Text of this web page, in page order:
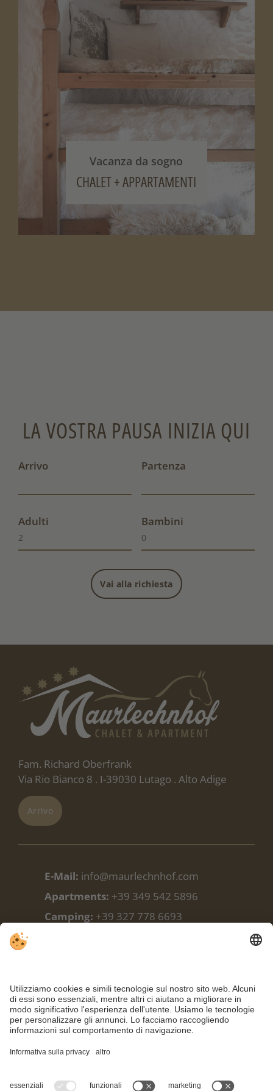
Vacanza da sogno
CHALET + APPARTAMENTI
LA VOSTRA PAUSA INIZIA QUI
Arrivo Partenza
Adulti Bambini
Vai alla richiesta
Fam. Richard Oberfrank
Via Rio Bianco 8 . I-39030 Lutago . Alto Adige
Arrivo
E-Mail: info@maurlechnhof.com
Apartments: +39 349 542 5896
Camping: +39 327 778 6693